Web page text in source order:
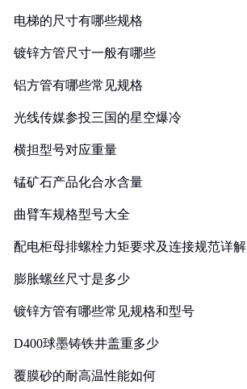
电梯的尺寸有哪些规格
镀锌方管尺寸一般有哪些
铝方管有哪些常见规格
光线传媒参投三国的星空爆冷
横担型号对应重量
锰矿石产品化合水含量
曲臂车规格型号大全
配电柜母排螺栓力矩要求及连接规范详解
膨胀螺丝尺寸是多少
镀锌方管有哪些常见规格和型号
D400球墨铸铁井盖重多少
覆膜砂的耐高温性能如何